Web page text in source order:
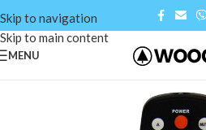
Skip to navigation
Skip to main content
MENU